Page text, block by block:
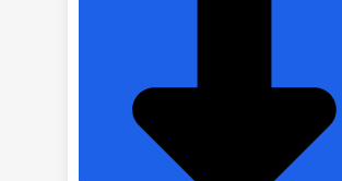
TIÊU CHUẨN